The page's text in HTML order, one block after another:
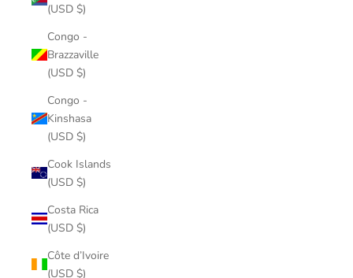
(USD $)
Congo -
Brazzaville
(USD $)
Congo -
Kinshasa
(USD $)
Cook Islands
(USD $)
Costa Rica
(USD $)
Côte d’Ivoire
(USD $)